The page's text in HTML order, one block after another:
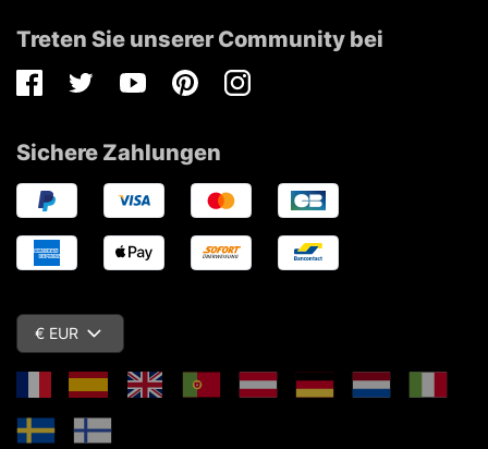
Treten Sie unserer Community bei
FacebookTwitterYoutubePinterestInstagram
Sichere Zahlungen
€ EUR